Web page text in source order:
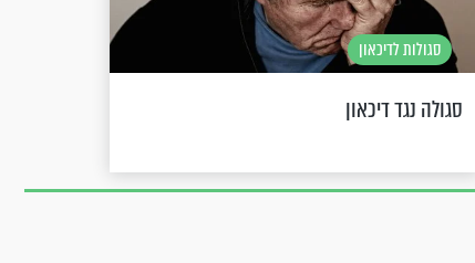
סגולות לדיכאון
סגולה נגד דיכאון